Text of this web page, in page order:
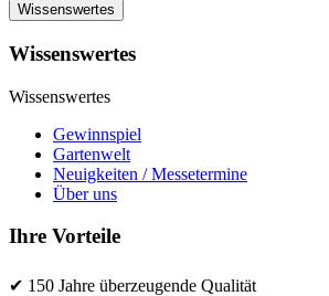
Wissenswertes
Wissenswertes
Wissenswertes
Gewinnspiel
Gartenwelt
Neuigkeiten / Messetermine
Über uns
Ihre Vorteile
✔ 150 Jahre überzeugende Qualität